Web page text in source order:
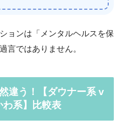
ョンは「メンタルヘルスを保
言ではありません。
違う！【ダウナー系 v
系】比較表